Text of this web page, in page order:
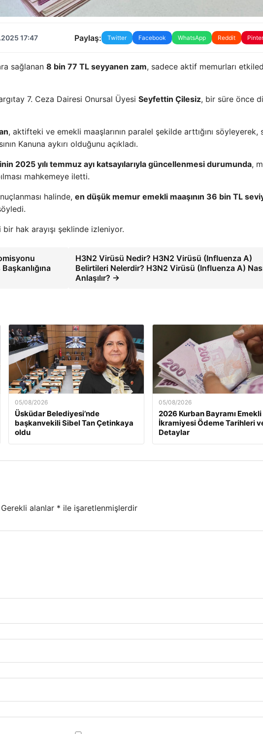
17:47 Paylaş: Twitter Facebook WhatsApp Reddit
sağlanan 8 bin 77 TL seyyanen zam, sadece aktif memurları
7. Ceza Dairesi Onursal Üyesi Seyfettin Çilesiz, bir süre önce
, aktifteki ve emekli maaşlarının paralel şekilde arttığını söyleyerek,
Kanuna aykırı olduğunu açıkladı.
2025 yılı temmuz ayı katsayılarıyla güncellenmesi durumunda,
mahkemeye iletti.
halinde, en düşük memur emekli maaşının 36 bin TL
hak arayışı şeklinde izleniyor.
H3N2 Virüsü Nedir? H3N2 Virüsü (Influenza A)
Belirtileri Nelerdir? H3N2 Virüsü (Influenza A)
Anlaşılır? →
05/08/2026
Üsküdar Belediyesi’nde
başkanvekili Sibel Tan Çetinkaya
oldu
05/08/2026
2026 Kurban Bayramı Emekli
İkramiyesi Ödeme Tarihleri
Detaylar
Gerekli alanlar * ile işaretlenmişlerdir